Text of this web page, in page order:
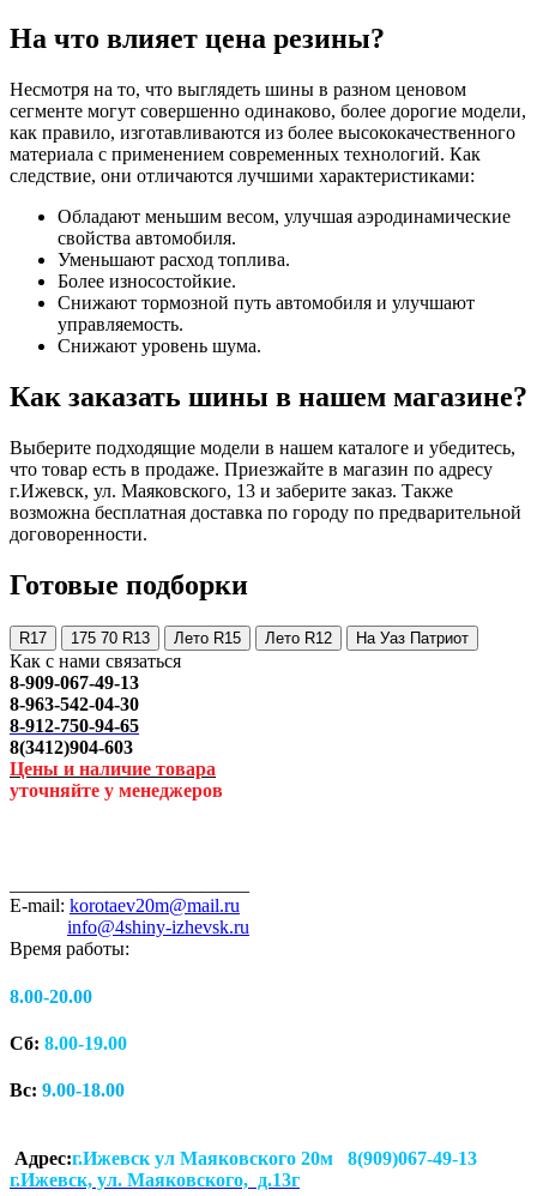
На что влияет цена резины?
Несмотря на то, что выглядеть шины в разном ценовом
сегменте могут совершенно одинаково, более дорогие модели,
как правило, изготавливаются из более высококачественного
материала с применением современных технологий. Как
следствие, они отличаются лучшими характеристиками:
Обладают меньшим весом, улучшая аэродинамические
свойства автомобиля.
Уменьшают расход топлива.
Более износостойкие.
Снижают тормозной путь автомобиля и улучшают
управляемость.
Снижают уровень шума.
Как заказать шины в нашем магазине?
Выберите подходящие модели в нашем каталоге и убедитесь,
что товар есть в продаже. Приезжайте в магазин по адресу
г.Ижевск, ул. Маяковского, 13 и заберите заказ. Также
возможна бесплатная доставка по городу по предварительной
договоренности.
Готовые подборки
R17 175 70 R13 Лето R15 Лето R12 На Уаз Патриот
Как с нами связаться
8-909-067-49-13
8-963-542-04-30
8-912-750-94-65
8(3412)904-603
Цены и наличие товара
уточняйте у менеджеров
E-mail: korotaev20m@mail.ru
info@4shiny-izhevsk.ru
Время работы:
8.00-20.00
Сб: 8.00-19.00
Вс: 9.00-18.00
Адрес:г.Ижевск ул Маяковского 20м 8(909)067-49-13
г.Ижевск, ул. Маяковского, д.13г